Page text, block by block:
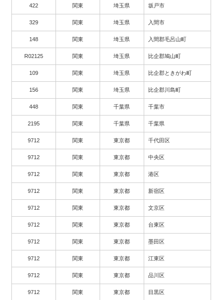
422 関東 埼玉県 坂戸市
329 関東 埼玉県 入間市
148 関東 埼玉県 入間郡毛呂山町
R02125 関東 埼玉県 比企郡鳩山町
109 関東 埼玉県 比企郡ときがわ町
156 関東 埼玉県 比企郡川島町
448 関東 千葉県 千葉市
2195 関東 千葉県 千葉県
9712 関東 東京都 千代田区
9712 関東 東京都 中央区
9712 関東 東京都 港区
9712 関東 東京都 新宿区
9712 関東 東京都 文京区
9712 関東 東京都 台東区
9712 関東 東京都 墨田区
9712 関東 東京都 江東区
9712 関東 東京都 品川区
9712 関東 東京都 目黒区